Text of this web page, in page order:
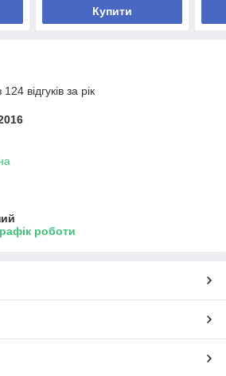
Купити
відгуків за рік
роботи